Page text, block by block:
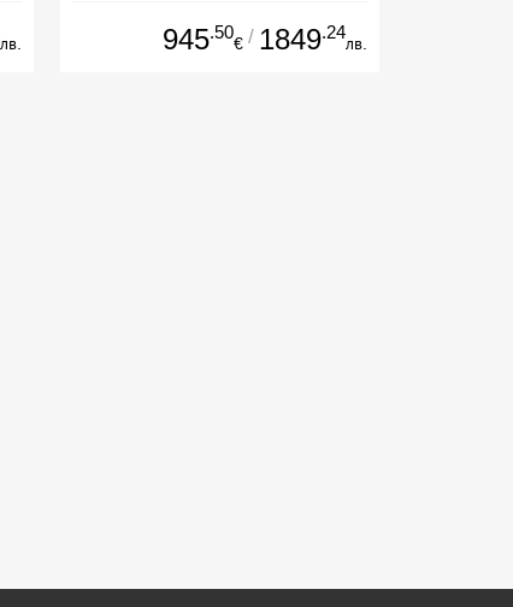
лв. 945.50
€ / 1849.24
лв.